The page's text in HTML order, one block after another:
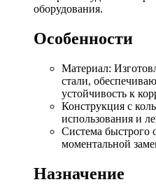
оборудования.
Особенности
Материал:
стали,
устойчивость к
Конструкция с
использования и
Система быстрого
моментальной
Назначение